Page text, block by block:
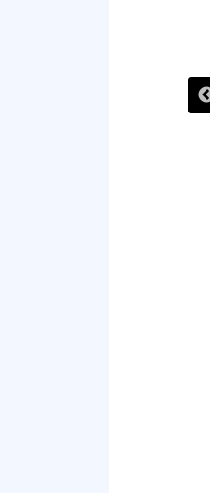
artistique et monumentale,